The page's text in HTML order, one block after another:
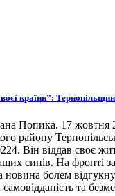
країни”:
Попика. 17
району
Він віддав своє
синів. На фронті
новина болем
та